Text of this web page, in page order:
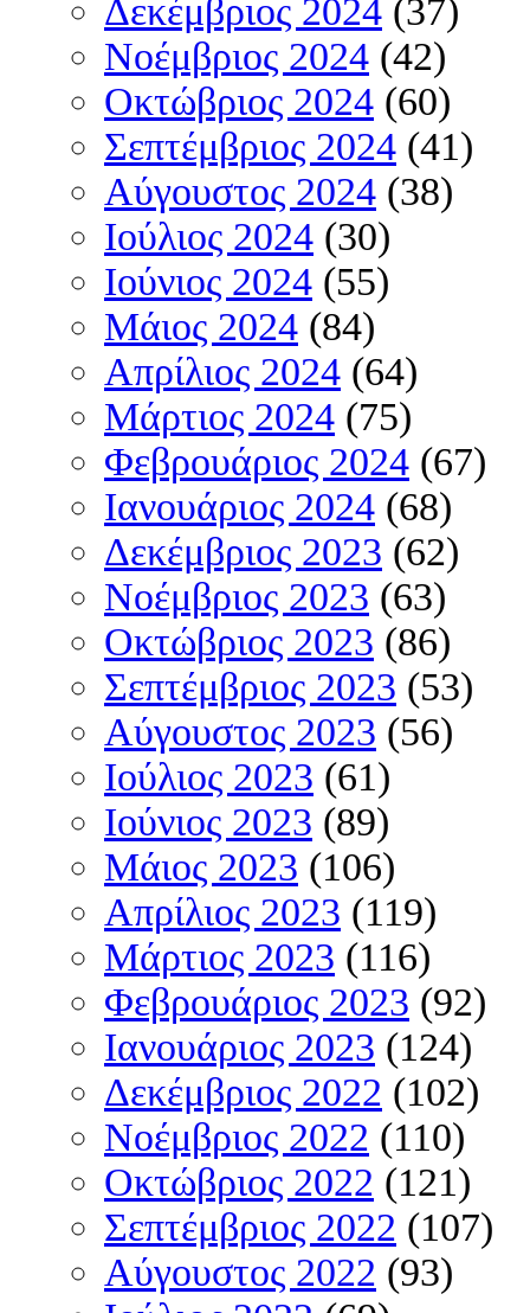
Δεκέμβριος 2024 (37)
Νοέμβριος 2024 (42)
Οκτώβριος 2024 (60)
Σεπτέμβριος 2024 (41)
Αύγουστος 2024 (38)
Ιούλιος 2024 (30)
Ιούνιος 2024 (55)
Μάιος 2024 (84)
Απρίλιος 2024 (64)
Μάρτιος 2024 (75)
Φεβρουάριος 2024 (67)
Ιανουάριος 2024 (68)
Δεκέμβριος 2023 (62)
Νοέμβριος 2023 (63)
Οκτώβριος 2023 (86)
Σεπτέμβριος 2023 (53)
Αύγουστος 2023 (56)
Ιούλιος 2023 (61)
Ιούνιος 2023 (89)
Μάιος 2023 (106)
Απρίλιος 2023 (119)
Μάρτιος 2023 (116)
Φεβρουάριος 2023 (92)
Ιανουάριος 2023 (124)
Δεκέμβριος 2022 (102)
Νοέμβριος 2022 (110)
Οκτώβριος 2022 (121)
Σεπτέμβριος 2022 (107)
Αύγουστος 2022 (93)